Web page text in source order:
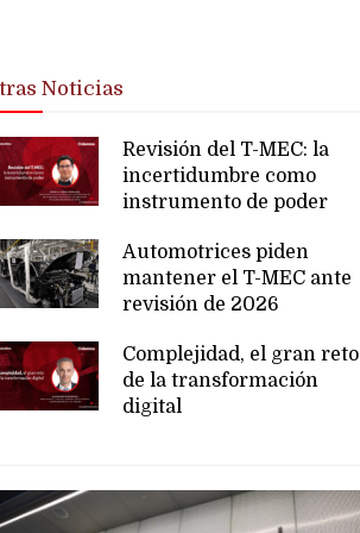
Noticias
Revisión del T-MEC: la
incertidumbre como
instrumento de poder
Automotrices piden
mantener el T-MEC ante
revisión de 2026
Complejidad, el gran reto
de la transformación
digital